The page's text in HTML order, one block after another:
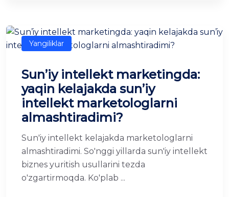
Yangiliklar
Sun’iy intellekt marketingda:
yaqin kelajakda sun’iy
intellekt marketologlarni
almashtiradimi?
Sun'iy intellekt kelajakda marketologlarni
almashtiradimi. So'nggi yillarda sun'iy intellekt
biznes yuritish usullarini tezda
o'zgartirmoqda. Ko'plab ...